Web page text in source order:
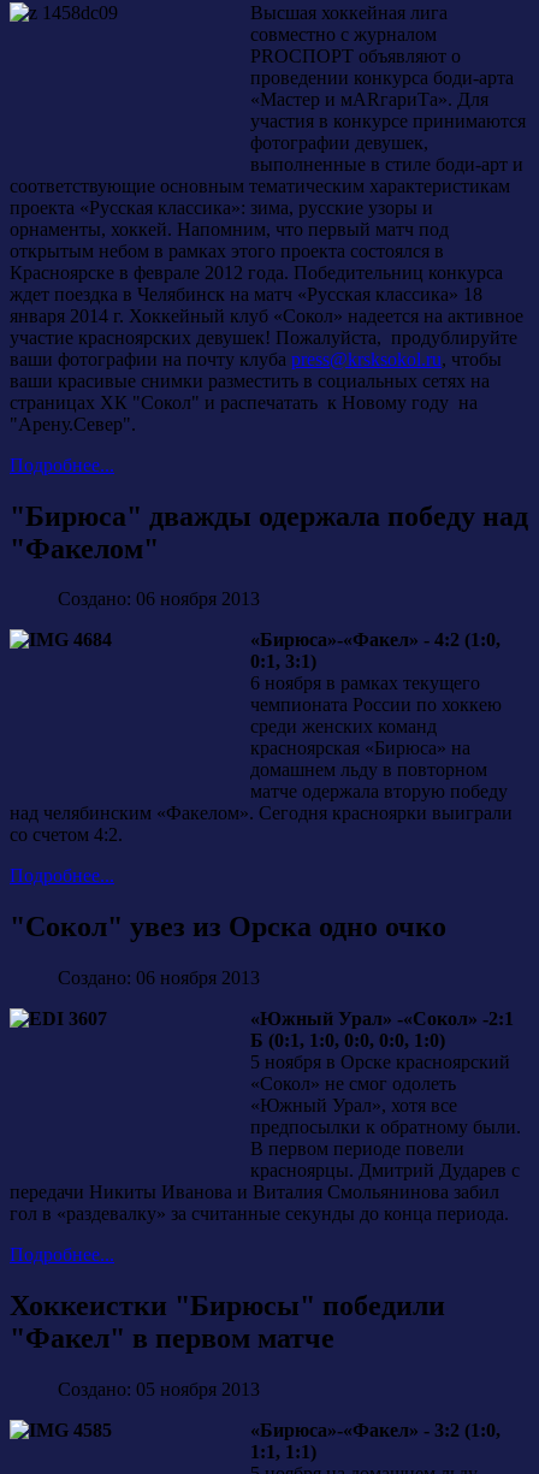
Высшая хоккейная лига
совместно с журналом
PROСПОРТ объявляют о
проведении конкурса боди-арта
«Мастер и мARгариTа». Для
участия в конкурсе принимаются
фотографии девушек,
выполненные в стиле боди-арт и
соответствующие основным тематическим характеристикам
проекта «Русская классика»: зима, русские узоры и
орнаменты, хоккей. Напомним, что первый матч под
открытым небом в рамках этого проекта состоялся в
Красноярске в феврале 2012 года. Победительниц конкурса
ждет поездка в Челябинск на матч «Русская классика» 18
января 2014 г. Хоккейный клуб «Сокол» надеется на активное
участие красноярских девушек! Пожалуйста, продублируйте
ваши фотографии на почту клуба press@krsksokol.ru, чтобы
ваши красивые снимки разместить в социальных сетях на
страницах ХК "Сокол" и распечатать к Новому году на
"Арену.Север".
Подробнее...
"Бирюса" дважды одержала победу над
"Факелом"
Создано: 06 ноября 2013
«Бирюса»-«Факел» - 4:2 (1:0,
0:1, 3:1)
6 ноября в рамках текущего
чемпионата России по хоккею
среди женских команд
красноярская «Бирюса» на
домашнем льду в повторном
матче одержала вторую победу
над челябинским «Факелом». Сегодня красноярки выиграли
со счетом 4:2.
Подробнее...
"Сокол" увез из Орска одно очко
Создано: 06 ноября 2013
«Южный Урал» -«Сокол» -2:1
Б (0:1, 1:0, 0:0, 0:0, 1:0)
5 ноября в Орске красноярский
«Сокол» не смог одолеть
«Южный Урал», хотя все
предпосылки к обратному были.
В первом периоде повели
красноярцы. Дмитрий Дударев с
передачи Никиты Иванова и Виталия Смольянинова забил
гол в «раздевалку» за считанные секунды до конца периода.
Подробнее...
Хоккеистки "Бирюсы" победили
"Факел" в первом матче
Создано: 05 ноября 2013
«Бирюса»-«Факел» - 3:2 (1:0,
1:1, 1:1)